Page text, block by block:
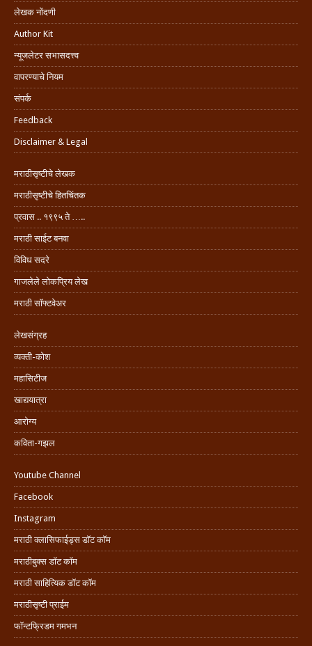
लेखक नोंदणी
Author Kit
न्यूजलेटर सभासदत्त्व
वापरण्याचे नियम
संपर्क
Feedback
Disclaimer & Legal
मराठीसृष्टीचे लेखक
मराठीसृष्टीचे हितचिंतक
प्रवास .. १९९५ ते …..
मराठी साईट बनवा
विविध सदरे
गाजलेले लोकप्रिय लेख
मराठी सॉफ्टवेअर
लेखसंग्रह
व्यक्ती-कोश
महासिटीज
खाद्ययात्रा
आरोग्य
कविता-गझल
Youtube Channel
Facebook
Instagram
मराठी क्लासिफाईड्स डॉट कॉम
मराठीबुक्स डॉट कॉम
मराठी साहित्यिक डॉट कॉम
मराठीसृष्टी प्राईम
फॉन्टफ्रिडम गमभन